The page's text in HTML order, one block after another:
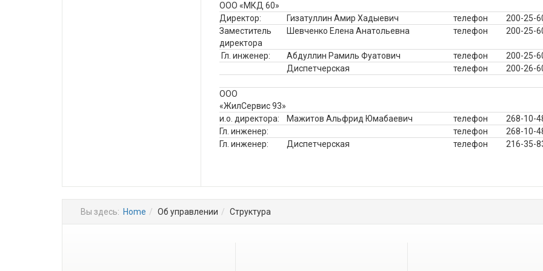
ООО «МКД 60»
Директор:
Гизатуллин Амир Хадыевич телефон
200-25-
Заместитель
директора
Шевченко Елена Анатольевна телефон 200-25-
Гл. инженер: Абдуллин Рамиль Фуатович телефон
200-25-
Диспетчерская
телефон 200-26-
ООО
«ЖилСервис 93»
и.о. директора:
Мажитов Альфрид Юмабаевич телефон
268-10-
Гл. инженер:
телефон
268-10-
Гл. инженер:
Диспетчерская телефон 216-35-
Вы здесь: Home Об управлении Структура